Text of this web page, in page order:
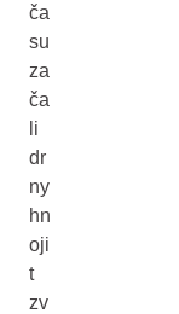
ča
su
za
ča
li
dr
ny
hn
oji
t
zv